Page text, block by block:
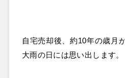
自宅売却後、約10年の歳月
大雨の日には思い出します。